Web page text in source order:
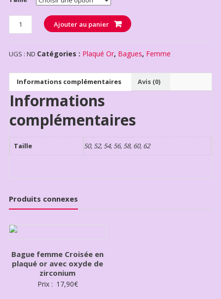
Quantité Ajouter au panier
UGS : ND Catégories : Plaqué Or, Bagues, Femme
Informations complémentaires Avis (0)
Informations
complémentaires
Taille 50, 52, 54, 56, 58, 60, 62
Produits connexes
Bague femme Croisée en
plaqué or avec oxyde de
zirconium
Prix : 17,90€